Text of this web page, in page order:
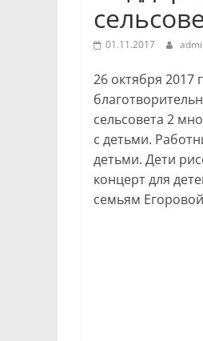
01.11.2017
26 октября
сельсовета 2
с детьми.
детьми. Дети
концерт для
семьям